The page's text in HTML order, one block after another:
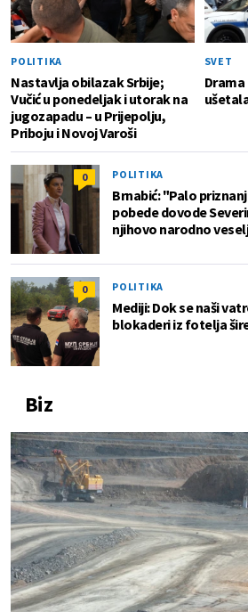
POLITIKA
Nastavlja obilazak Srbije;
Vučić u ponedeljak i utorak na
jugozapadu – u Prijepolju,
Priboju i Novoj Varoši
SVET
Drama
0 POLITIKA
Brnabić: "Palo
pobede dovode
njihovo narodno
0 POLITIKA
Mediji: Dok se naši
blokaderi iz fotelja
Biz